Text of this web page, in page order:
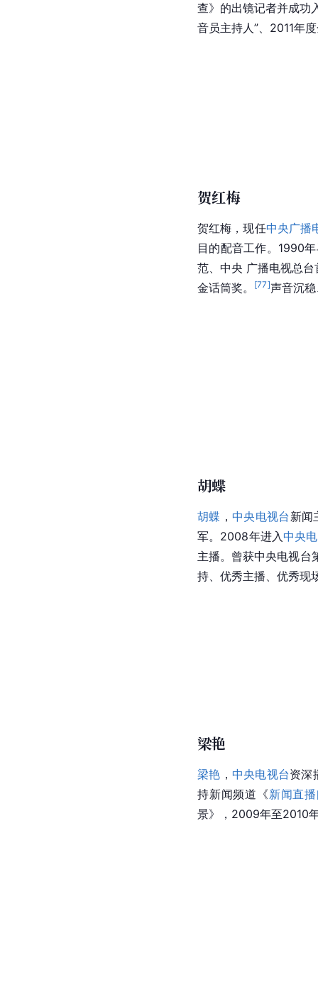
查》的出镜记者并成功
音员主持人”、2011年度
贺红梅
贺红梅 ，现任中央广播
目的配音工作。1990
范、中央 广播电视总
金话筒奖。 [77]声音沉
胡蝶
胡蝶 ， 中央电视台 新闻
军。2008年进入中央
主播。曾获中央电视台
持、优秀主播、优秀现
梁艳
梁艳 ， 中央电视台资深
持新闻频道《新闻直
景》，2009年至2010